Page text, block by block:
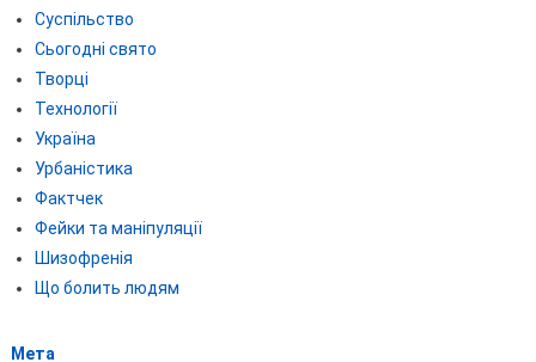
Суспільство
Сьогодні свято
Творці
Технології
Україна
Урбаністика
Фактчек
Фейки та маніпуляції
Шизофренія
Що болить людям
Мета